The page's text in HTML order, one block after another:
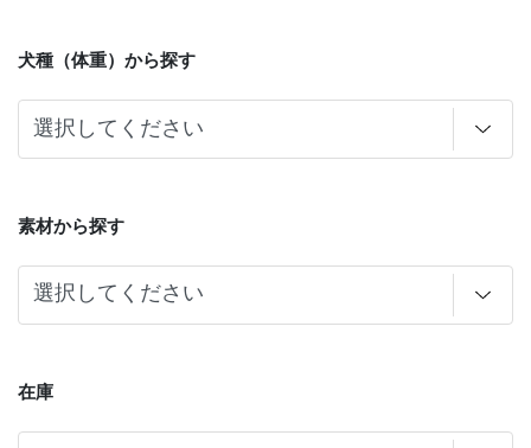
犬種（体重）から探す
素材から探す
在庫